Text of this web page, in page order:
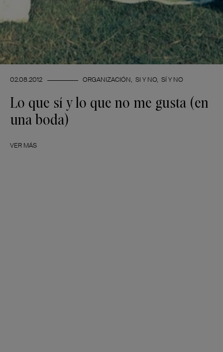
02.08.2012 ORGANIZACIÓN SI Y NO SÍ Y NO
Lo que sí y lo que no me gusta (en
una boda)
VER MÁS